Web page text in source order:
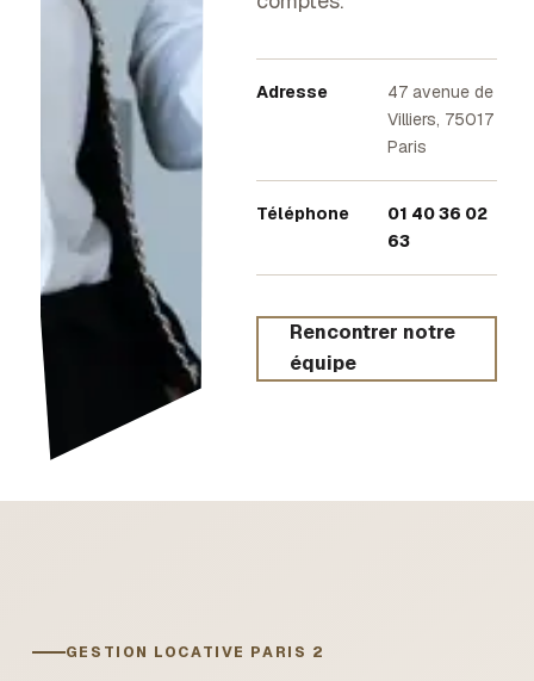
Adresse
47 avenue de
Villiers, 75017
Paris
Téléphone
01 40 36 02
63
Rencontrer notre
équipe
GESTION LOCATIVE PARIS 2